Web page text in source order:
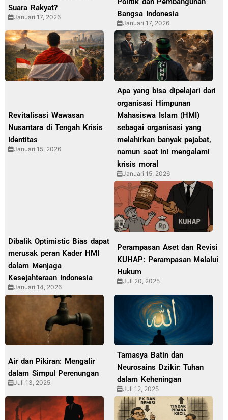
Suara Rakyat?
Januari 17, 2026
Bangsa Indonesia
Januari 17, 2026
Revitalisasi Wawasan
Nusantara di Tengah Krisis
Identitas
Januari 15, 2026
Apa yang bisa dipelajari dari
organisasi Himpunan
Mahasiswa Islam (HMI)
sebagai organisasi yang
melahirkan banyak pejabat,
namun saat ini mengalami
krisis moral
Januari 15, 2026
Dibalik Optimistic Bias dapat
merusak peran Kader HMI
dalam Menjaga
Kesejahteraan Indonesia
Januari 14, 2026
Perampasan Aset dan Revisi
KUHAP: Perampasan Melalui
Hukum
Juli 20, 2025
Air dan Pikiran: Mengalir
dalam Simpul Perenungan
Juli 13, 2025
Tamasya Batin dan
Neurosains Dzikir: Tuhan
dalam Keheningan
Juli 12, 2025